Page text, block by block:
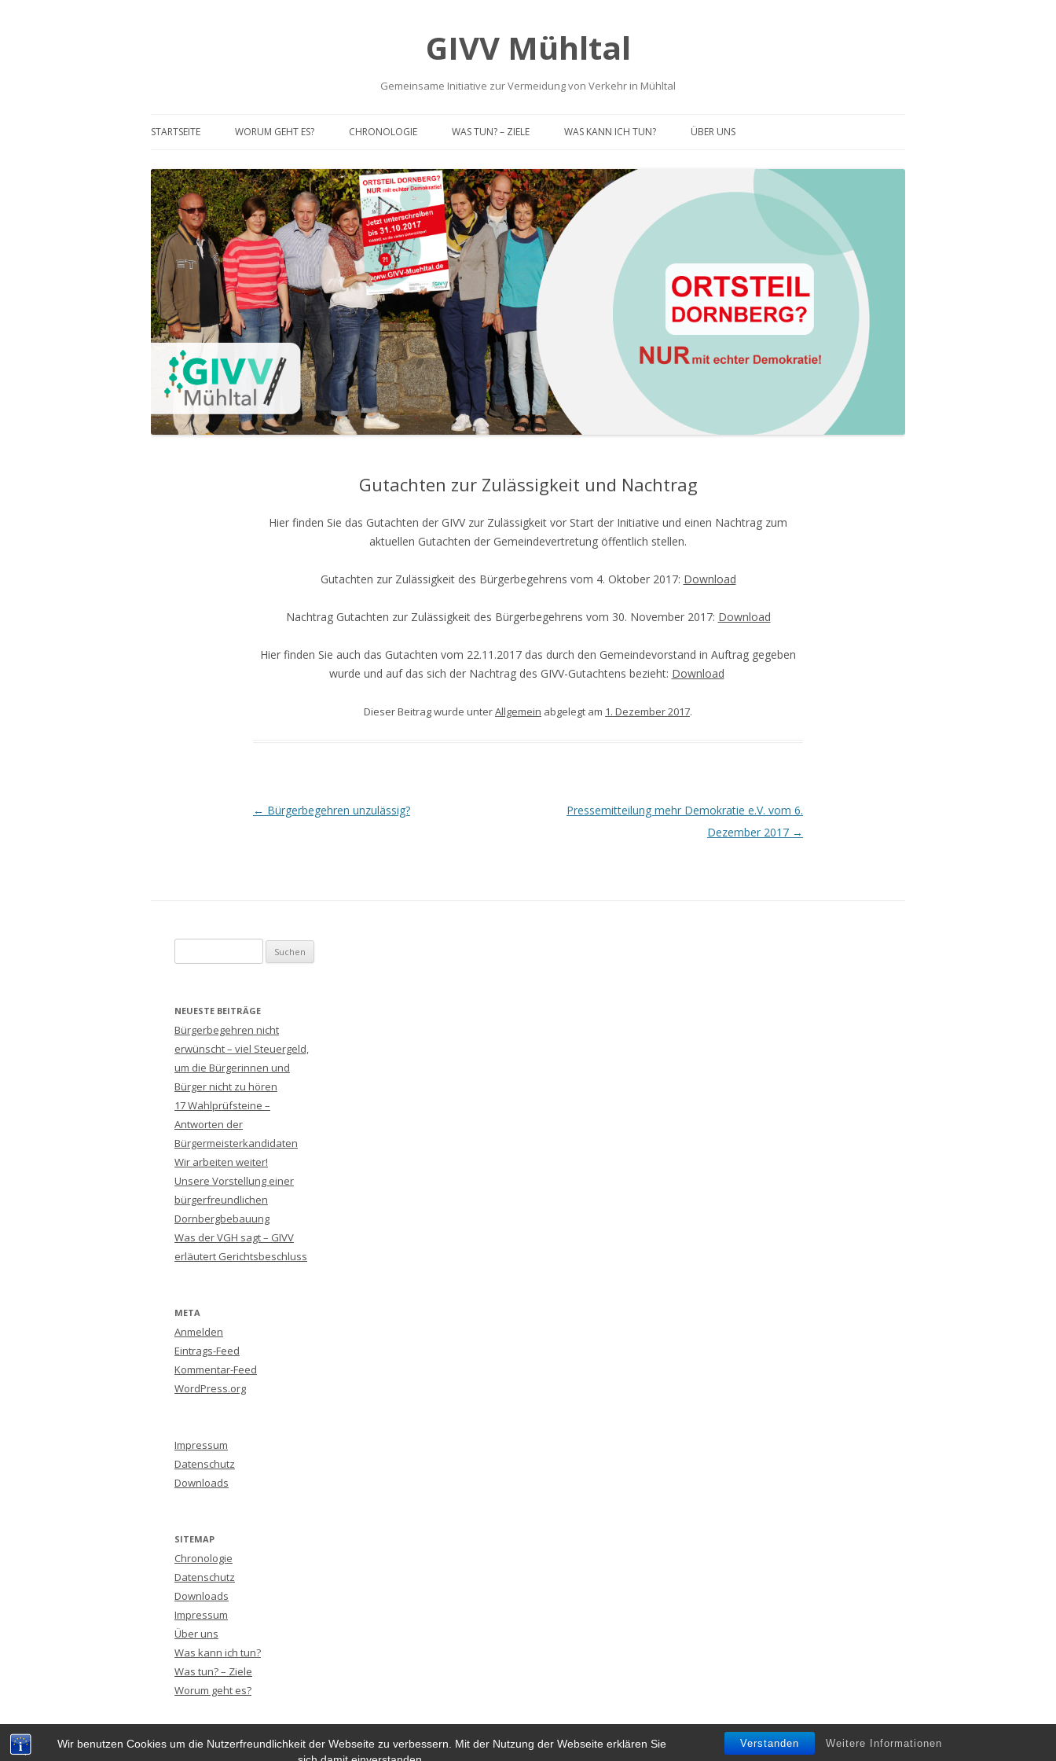
Wir benutzen Cookies um die Nutzerfreundlichkeit der Webseite zu verbessern. Mit der Nutzung der Webseite erklären Sie
Verstanden Weitere Informationen
GIVV Mühltal
Gemeinsame Initiative zur Vermeidung von Verkehr in Mühltal
to
STARTSEITE WORUM GEHT ES? CHRONOLOGIE WAS TUN? – ZIELE WAS KANN ICH TUN? ÜBER UNS
Gutachten zur Zulässigkeit und Nachtrag
Hier finden Sie das Gutachten der GIVV zur Zulässigkeit vor Start der Initiative und einen Nachtrag zum
aktuellen Gutachten der Gemeindevertretung öffentlich stellen.
Gutachten zur Zulässigkeit des Bürgerbegehrens vom 4. Oktober 2017: Download
Nachtrag Gutachten zur Zulässigkeit des Bürgerbegehrens vom 30. November 2017: Download
Hier finden Sie auch das Gutachten vom 22.11.2017 das durch den Gemeindevorstand in Auftrag gegeben
wurde und auf das sich der Nachtrag des GIVV-Gutachtens bezieht: Download
Dieser Beitrag wurde unterAllgemein abgelegt am 1. Dezember 2017.
Beitrags-
← Bürgerbegehren unzulässig?
Pressemitteilung mehr Demokratie e.V. vom 6.
Dezember 2017 →
u
NEUESTE BEITRÄGE
Bürgerbegehren nicht
erwünscht – viel Steuergeld,
um die Bürgerinnen und
Bürger nicht zu hören
17 Wahlprüfsteine –
Antworten der
Bürgermeisterkandidaten
Wir arbeiten weiter!
Unsere Vorstellung einer
bürgerfreundlichen
Dornbergbebauung
Was der VGH sagt – GIVV
erläutert Gerichtsbeschluss
META
Anmelden
Eintrags-Feed
Kommentar-Feed
WordPress.org
Impressum
Datenschutz
Downloads
SITEMAP
Chronologie
Datenschutz
Downloads
Impressum
Über uns
Was kann ich tun?
Was tun? – Ziele
Worum geht es?
Proudly powered by WordPress